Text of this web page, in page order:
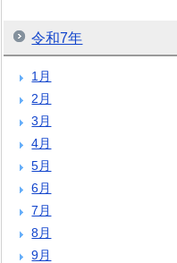
令和7年
1月
2月
3月
4月
5月
6月
7月
8月
9月